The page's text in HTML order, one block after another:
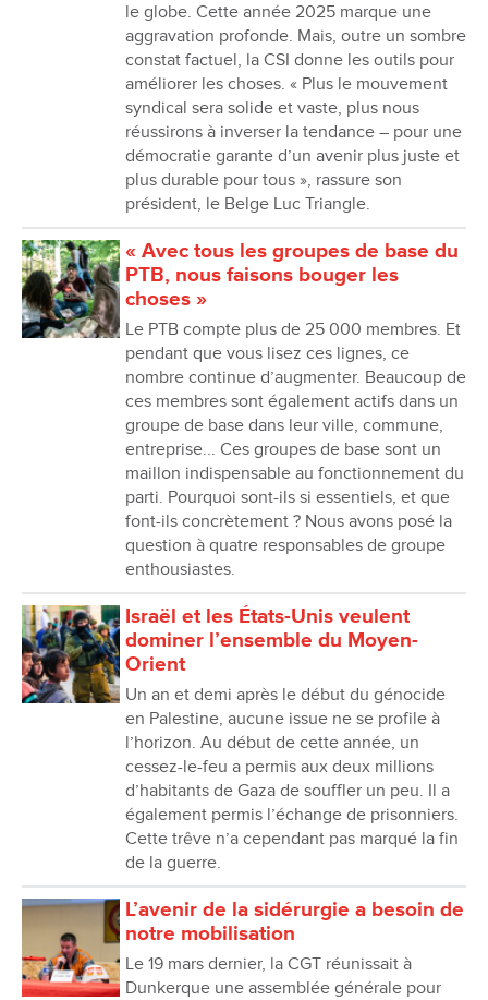
le globe. Cette année 2025 marque une
aggravation profonde. Mais, outre un sombre
constat factuel, la CSI donne les outils pour
améliorer les choses. « Plus le mouvement
syndical sera solide et vaste, plus nous
réussirons à inverser la tendance – pour une
démocratie garante d’un avenir plus juste et
plus durable pour tous », rassure son
président, le Belge Luc Triangle.
« Avec tous les groupes de base du
PTB, nous faisons bouger les
choses »
Le PTB compte plus de 25 000 membres. Et
pendant que vous lisez ces lignes, ce
nombre continue d’augmenter. Beaucoup de
ces membres sont également actifs dans un
groupe de base dans leur ville, commune,
entreprise... Ces groupes de base sont un
maillon indispensable au fonctionnement du
parti. Pourquoi sont-ils si essentiels, et que
font-ils concrètement ? Nous avons posé la
question à quatre responsables de groupe
enthousiastes.
Israël et les États-Unis veulent
dominer l’ensemble du Moyen-
Orient
Un an et demi après le début du génocide
en Palestine, aucune issue ne se profile à
l’horizon. Au début de cette année, un
cessez-le-feu a permis aux deux millions
d’habitants de Gaza de souffler un peu. Il a
également permis l’échange de prisonniers.
Cette trêve n’a cependant pas marqué la fin
de la guerre.
L’avenir de la sidérurgie a besoin de
notre mobilisation
Le 19 mars dernier, la CGT réunissait à
Dunkerque une assemblée générale pour